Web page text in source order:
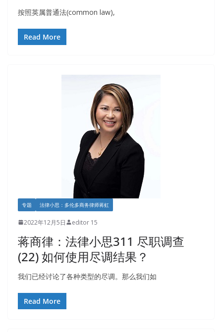
按照英属普通法(common law),
Read More
专题 法律小思：多伦多商务律师蒋虹
2022年12月5日 editor 15
蒋商律：法律小思311 尽职调查
(22) 如何使用尽调结果？
我们已经讨论了各种类型的尽调。那么我们如
Read More